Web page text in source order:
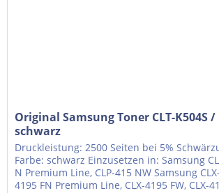
Original Samsung Toner CLT-K504S /
schwarz
Druckleistung: 2500 Seiten bei 5%
Farbe: schwarz Einzusetzen in: Samsung
N Premium Line, CLP-415 NW Samsung
4195 FN Premium Line, CLX-4195 FW, CLX-